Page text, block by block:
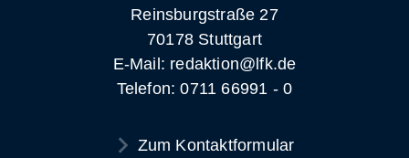
Reinsburgstraße 27
70178 Stuttgart
E-Mail: redaktion@lfk.de
Telefon: 0711 66991 - 0
Zum Kontaktformular